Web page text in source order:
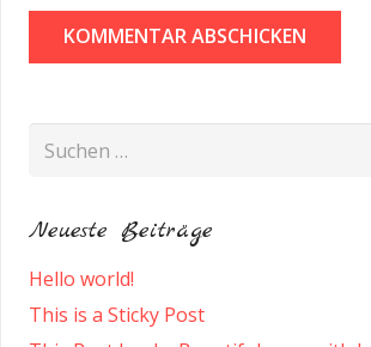
KOMMENTAR ABSCHICKEN
Suchen
Neueste Beiträge
Hello world!
This is a Sticky Post